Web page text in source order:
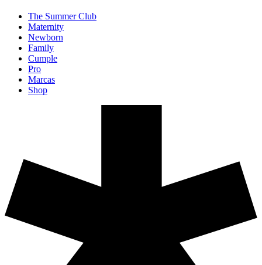
The Summer Club
Maternity
Newborn
Family
Cumple
Pro
Marcas
Shop